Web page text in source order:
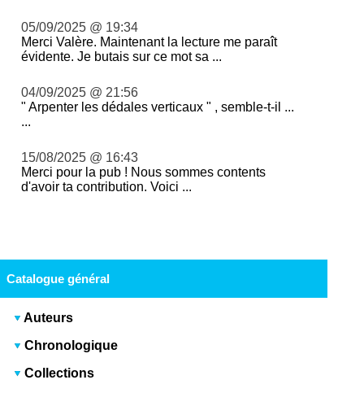
05/09/2025 @ 19:34
Merci Valère. Maintenant la lecture me paraît
évidente. Je butais sur ce mot sa ...
04/09/2025 @ 21:56
" Arpenter les dédales verticaux " , semble-t-il ...
...
15/08/2025 @ 16:43
Merci pour la pub ! Nous sommes contents
d'avoir ta contribution. Voici ...
Catalogue général
Auteurs
Chronologique
Collections